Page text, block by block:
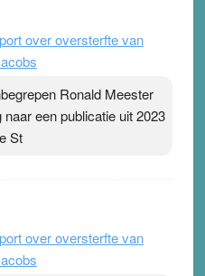
over oversterfte van
Ronald Meester
een publicatie uit 2023
St
over oversterfte van